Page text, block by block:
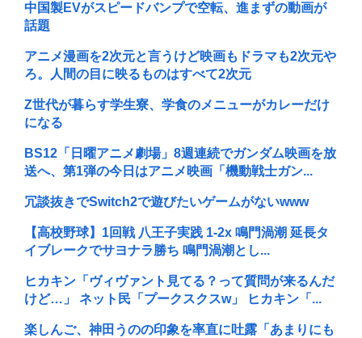
中国製EVがスピードバンプで空転、進まずの動画が
話題
アニメ漫画を2次元と言うけど映画もドラマも2次元や
ろ。人間の目に映るものはすべて2次元
Z世代が暮らす学生寮、学食のメニューがカレーだけ
になる
BS12「日曜アニメ劇場」8週連続でガンダム映画を放
送へ、第1弾の今日はアニメ映画「機動戦士ガン...
冗談抜きでSwitch2で遊びたいゲームがないwww
【高校野球】1回戦 八王子実践 1-2x 鳴門渦潮 延長タ
イブレークでサヨナラ勝ち 鳴門渦潮とし...
ヒカキン「ヴィヴァント見てる？って質問が来るんだ
けど…」 ネット民「プークスクスw」 ヒカキン「...
楽しんご、神田うのの印象を率直に吐露「あまりにも